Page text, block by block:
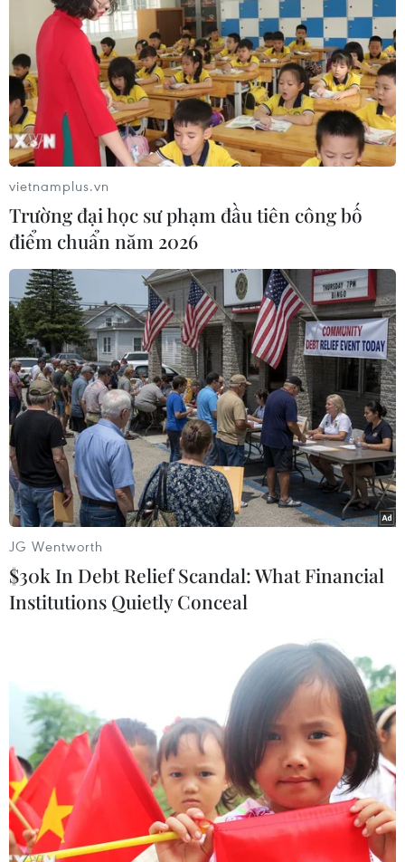
Xử lý nghiêm nhóm thanh niên
chạy xe máy náo loạn thành phố Sầm Sơn
08/12/2020 14:10
Ngày 7/12, trên mạng xã hội xuất hiện video clip dài
hơn 2 phút ghi lại nhóm thành niên không đội mũ bảo
hiểm điều khiển hơn 30 xe máy, mỗi xe chở 2-3 người
bốc đầu, lạng lách, đánh võng.
Tăng cường xử lý đua xe trái phép và xe vi
phạm chở quá tải trọng
Cảnh sát giao thông tăng cường tuần tra, kiểm soát và
xử lý đua xe trái phép, xe vi phạm chở quá tải trọng,
chủ động nắm chắc tình hình trật tự an toàn giao thông
vietnamplus.vn
Trường đại học sư phạm đầu tiên công bố
điểm chuẩn năm 2026
JG Wentworth
$30k In Debt Relief Scandal: What Financial
Institutions Quietly Conceal